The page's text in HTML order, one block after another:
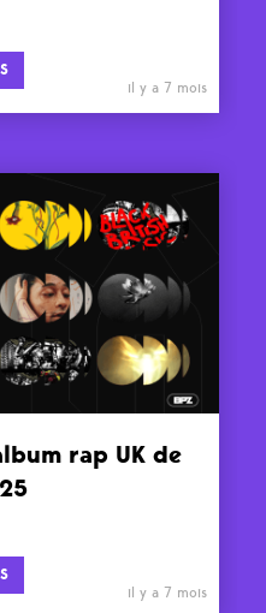
il y a 7 mois
rap UK de
il y a 7 mois